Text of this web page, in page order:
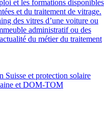
et les formations disponibles
et du traitement de vitrage.
des vitres d’une voiture ou
administratif ou des
du métier du traitement
Suisse et protection solaire
et DOM-TOM